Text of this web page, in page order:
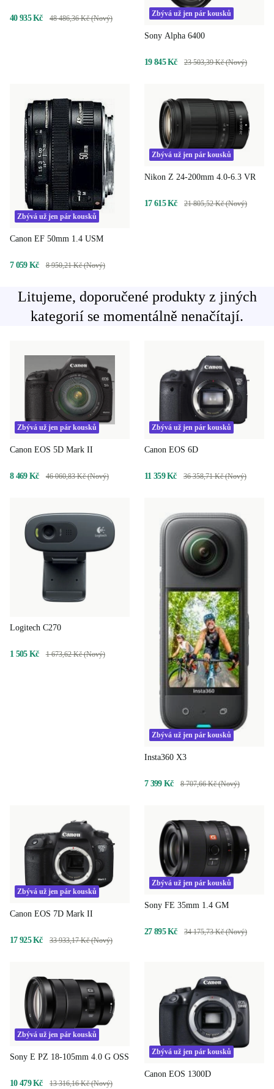
40 935 Kč 48 486,36 Kč (Nový)
Zbývá už jen pár kousků
Sony Alpha 6400
19 845 Kč 23 503,39 Kč (Nový)
Zbývá už jen pár kousků
Canon EF 50mm 1.4 USM
7 059 Kč 8 950,21 Kč (Nový)
Zbývá už jen pár kousků
Nikon Z 24-200mm 4.0-6.3 VR
17 615 Kč 21 805,52 Kč (Nový)
Litujeme, doporučené produkty z jiných
kategorií se momentálně nenačítají.
Zbývá už jen pár kousků
Canon EOS 5D Mark II
8 469 Kč 46 060,83 Kč (Nový)
Zbývá už jen pár kousků
Canon EOS 6D
11 359 Kč 36 358,71 Kč (Nový)
Logitech C270
1 505 Kč 1 673,62 Kč (Nový)
Zbývá už jen pár kousků
Insta360 X3
7 399 Kč 8 707,66 Kč (Nový)
Zbývá už jen pár kousků
Canon EOS 7D Mark II
17 925 Kč 33 933,17 Kč (Nový)
Zbývá už jen pár kousků
Sony FE 35mm 1.4 GM
27 895 Kč 34 175,73 Kč (Nový)
Zbývá už jen pár kousků
Sony E PZ 18-105mm 4.0 G OSS
10 479 Kč 13 316,16 Kč (Nový)
Zbývá už jen pár kousků
Canon EOS 1300D